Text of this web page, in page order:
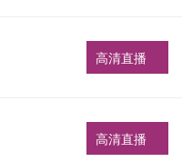
高清直播
高清直播